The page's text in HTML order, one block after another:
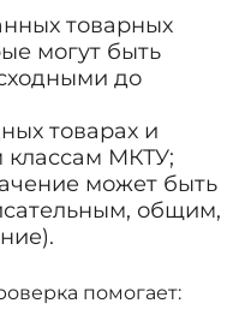
товарных
могут быть
до
товарах и
классам МКТУ;
может быть
общим,
помогает: